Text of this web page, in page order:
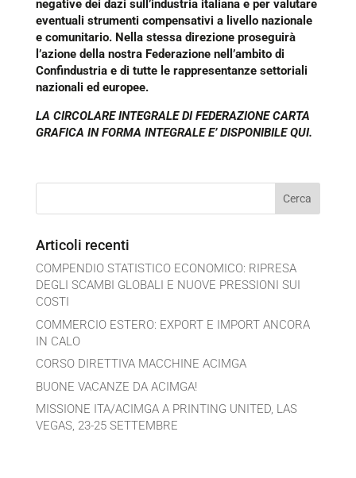
negative dei dazi sull’industria italiana e per valutare
eventuali strumenti compensativi a livello nazionale
e comunitario. Nella stessa direzione proseguirà
l’azione della nostra Federazione nell’ambito di
Confindustria e di tutte le rappresentanze settoriali
nazionali ed europee.
LA CIRCOLARE INTEGRALE DI FEDERAZIONE CARTA
GRAFICA IN FORMA INTEGRALE E’ DISPONIBILE QUI.
Articoli recenti
COMPENDIO STATISTICO ECONOMICO: RIPRESA
DEGLI SCAMBI GLOBALI E NUOVE PRESSIONI SUI
COSTI
COMMERCIO ESTERO: EXPORT E IMPORT ANCORA
IN CALO
CORSO DIRETTIVA MACCHINE ACIMGA
BUONE VACANZE DA ACIMGA!
MISSIONE ITA/ACIMGA A PRINTING UNITED, LAS
VEGAS, 23-25 SETTEMBRE